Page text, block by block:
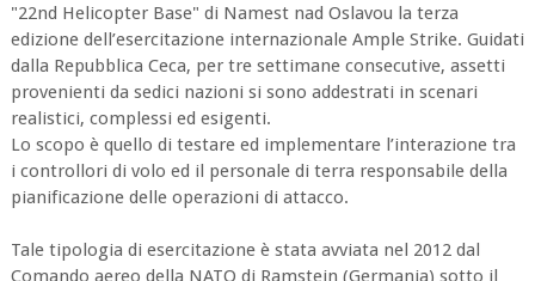
"22nd Helicopter Base" di Namest nad Oslavou la terza
edizione dell’esercitazione internazionale Ample Strike. Guidati
dalla Repubblica Ceca, per tre settimane consecutive, assetti
provenienti da sedici nazioni si sono addestrati in scenari
realistici, complessi ed esigenti.
Lo scopo è quello di testare ed implementare l’interazione tra
i controllori di volo ed il personale di terra responsabile della
pianificazione delle operazioni di attacco.
Tale tipologia di esercitazione è stata avviata nel 2012 dal
Comando aereo della NATO di Ramstein (Germania) sotto il